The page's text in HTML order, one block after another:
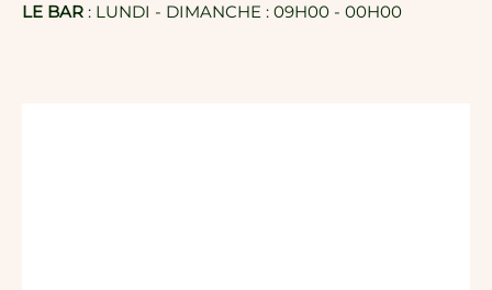
LE BAR : LUNDI - DIMANCHE : 09H00 - 00H00